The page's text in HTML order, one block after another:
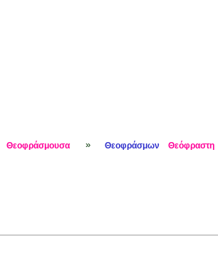
Θεοφράσμουσα » Θεοφράσμων
Θεόφραστη